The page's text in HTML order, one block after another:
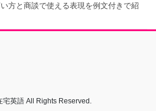
方と商談で使える表現を例文付きで紹
英語 All Rights Reserved.